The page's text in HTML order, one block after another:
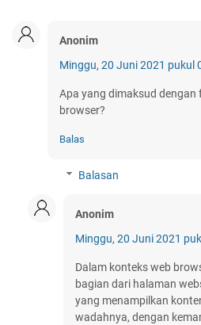
Anonim
Minggu, 20 Juni 2021 pukul
Apa yang dimaksud
browser?
Balas
Balasan
Anonim
Minggu, 20 Juni 2021
Dalam konteks web
bagian dari halaman
yang menampilkan
wadahnya, dengan